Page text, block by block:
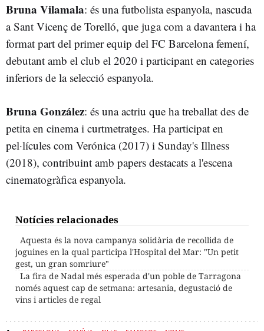
Bruna Vilamala: és una futbolista espanyola, nascuda
a Sant Vicenç de Torelló, que juga com a davantera i ha
format part del primer equip del FC Barcelona femení,
debutant amb el club el 2020 i participant en categories
inferiors de la selecció espanyola.
Bruna González: és una actriu que ha treballat des de
petita en cinema i curtmetratges. Ha participat en
pel·lícules com Verónica (2017) i Sunday's Illness
(2018), contribuint amb papers destacats a l'escena
cinematogràfica espanyola.
Notícies relacionades
Aquesta és la nova campanya solidària de recollida de
joguines en la qual participa l'Hospital del Mar: "Un petit
gest, un gran somriure"
La fira de Nadal més esperada d'un poble de Tarragona
només aquest cap de setmana: artesania, degustació de
vins i articles de regal